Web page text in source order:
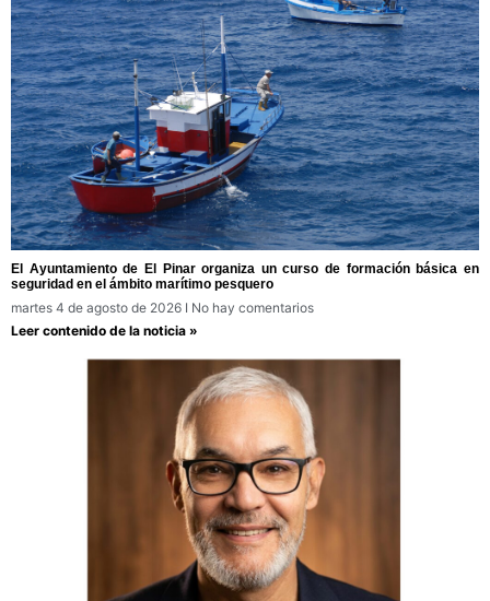
El Ayuntamiento de El Pinar organiza un curso de formación básica en
seguridad en el ámbito marítimo pesquero
martes 4 de agosto de 2026
No hay comentarios
Leer contenido de la noticia »